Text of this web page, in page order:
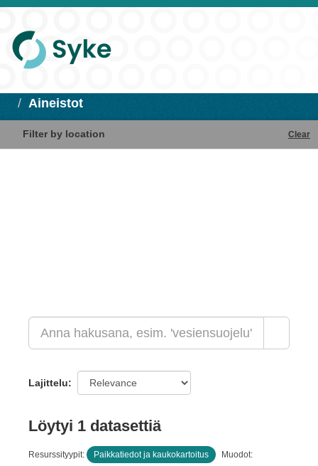
Aineistot
Filter by location Clear
Lajittelu
Löytyi 1 datasettiä
Resurssityypit: Paikkatiedot ja kaukokartoitus Muodot: